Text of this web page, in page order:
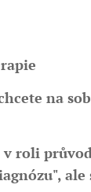
na
v roli